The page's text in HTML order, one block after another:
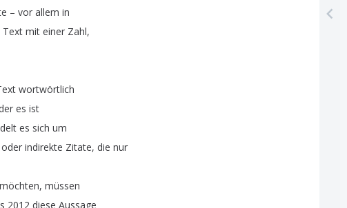
– vor allem in
Text mit einer Zahl,
wortwörtlich
es ist
es sich um
oder indirekte Zitate, die nur
möchten, müssen
2012 diese Aussage